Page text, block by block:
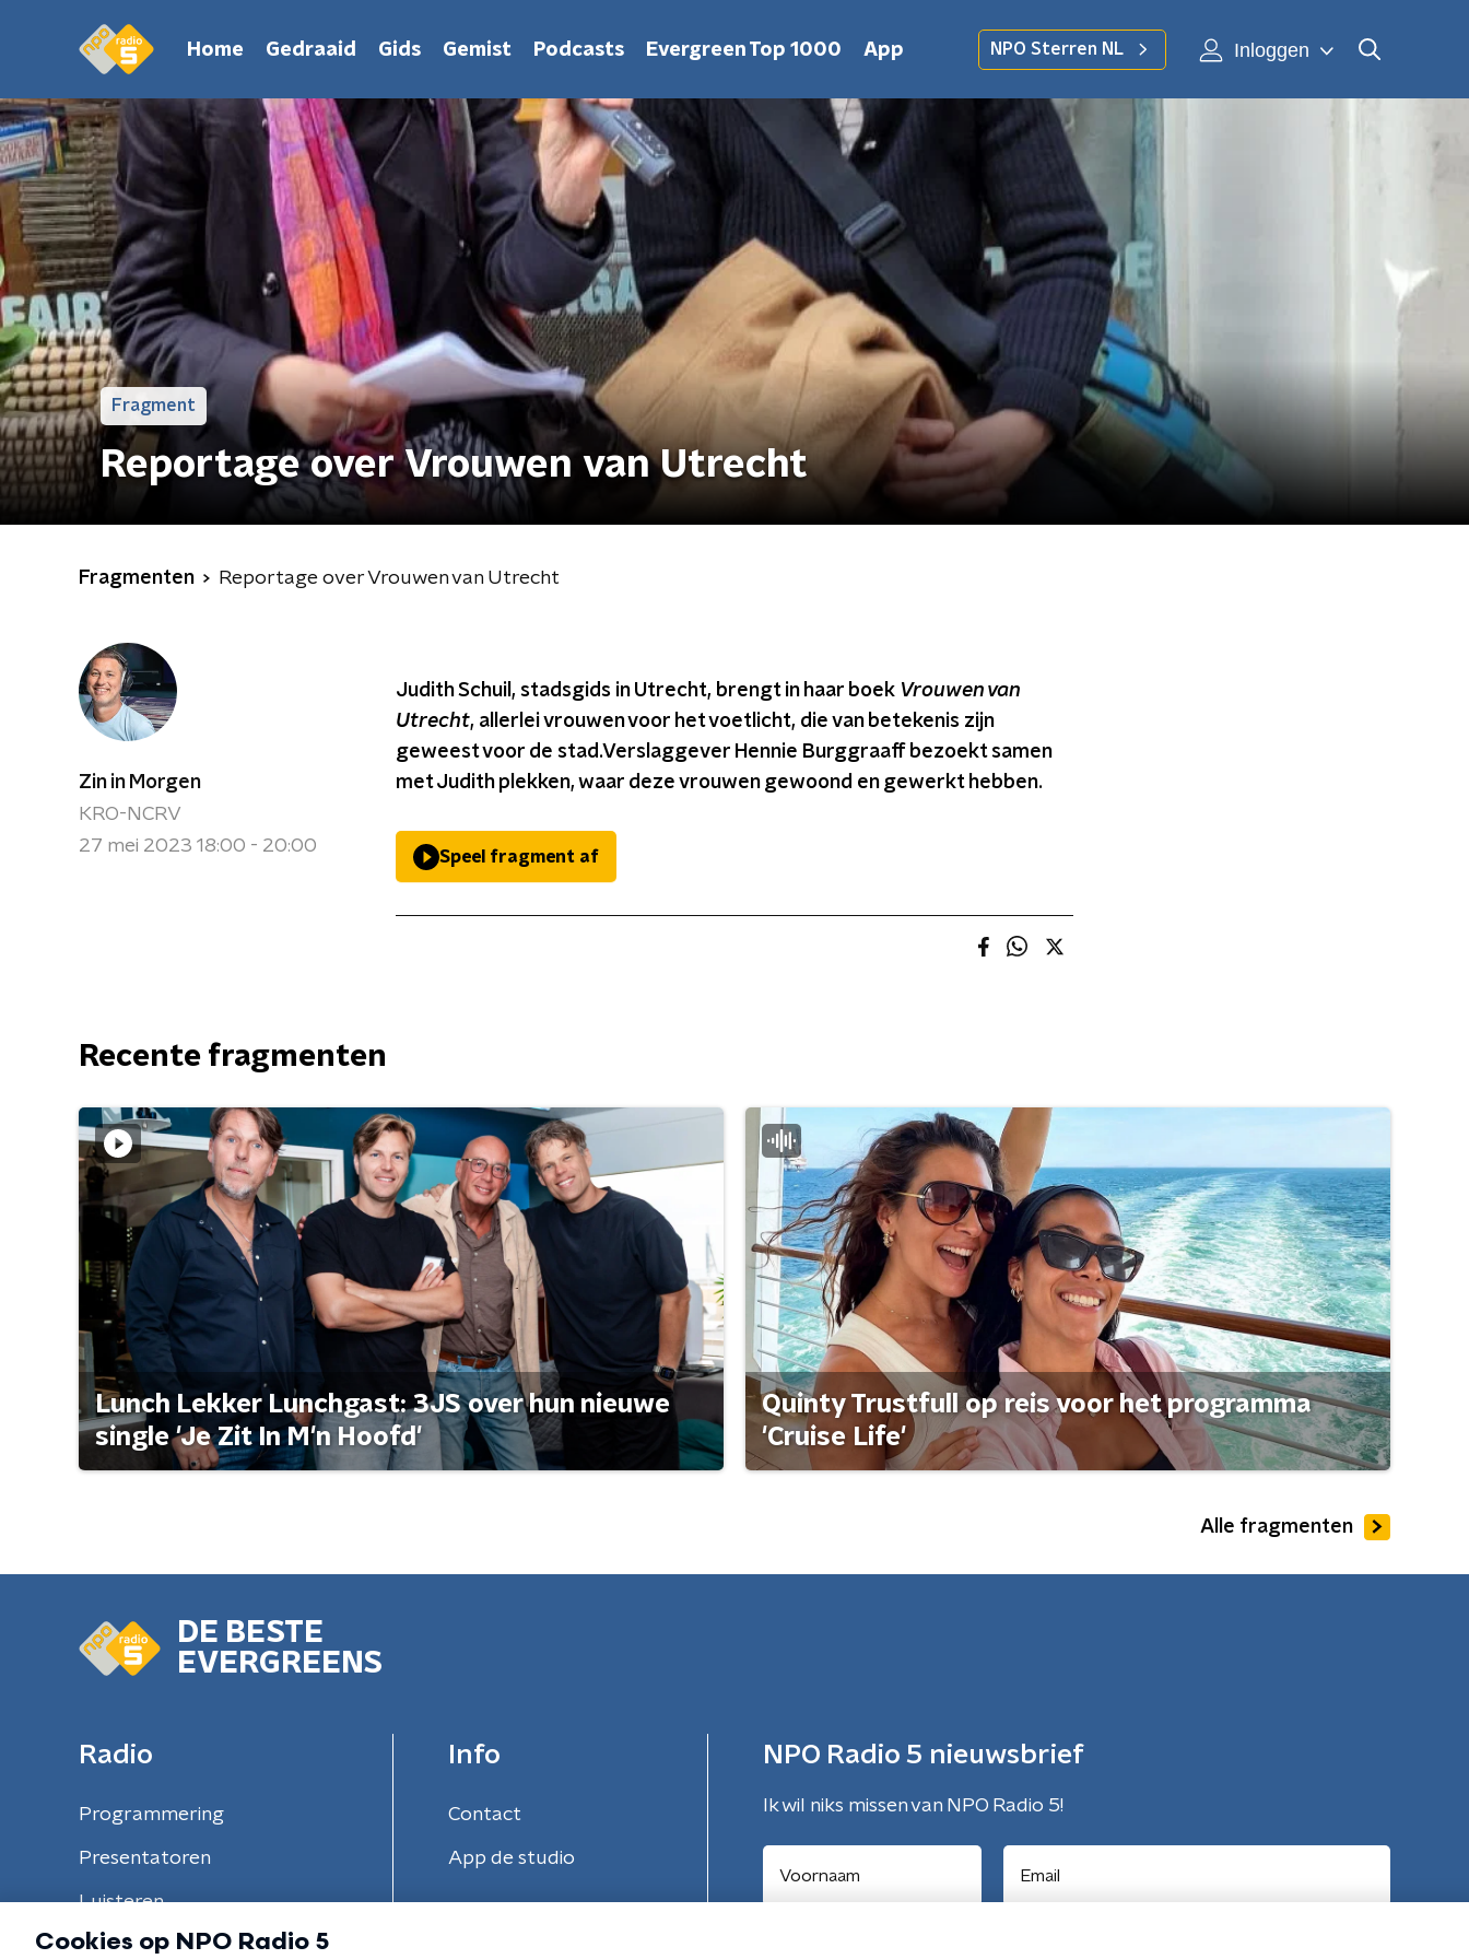
Home Gedraaid Gids Gemist Podcasts Evergreen Top 1000 App NPO Sterren NL Inloggen
Fragment
Reportage over Vrouwen van Utrecht
Fragmenten Reportage over Vrouwen van Utrecht
Zin in Morgen
KRO-NCRV
27 mei 2023 18:00 - 20:00
Judith Schuil, stadsgids in Utrecht, brengt in haar boek Vrouwen van
Utrecht, allerlei vrouwen voor het voetlicht, die van betekenis zijn
geweest voor de stad.Verslaggever Hennie Burggraaff bezoekt samen
met Judith plekken, waar deze vrouwen gewoond en gewerkt hebben.
Speel fragment af
Recente fragmenten
Lunch Lekker Lunchgast: 3JS over hun nieuwe
single 'Je Zit In M'n Hoofd'
Quinty Trustfull op reis voor het programma
'Cruise Life'
Alle fragmenten
DE BESTE
EVERGREENS
Radio
Programmering
Presentatoren
Luisteren
Info
Contact
App de studio
NPO Radio 5 nieuwsbrief
Ik wil niks missen van NPO Radio 5!